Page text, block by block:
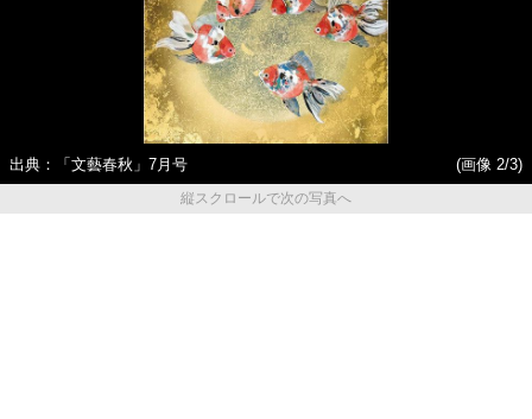
出典：「文藝春秋」7月号
(画像 2/3)
縦スクロールで次の写真へ